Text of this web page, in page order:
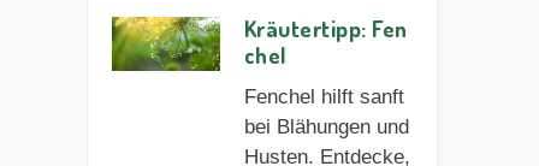
Kräutertipp: Fen
chel
Fenchel hilft sanft
bei Blähungen und
Husten. Entdecke,